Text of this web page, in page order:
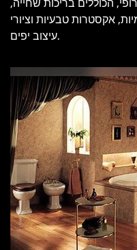
הכוללים בריכות שחייה,
אקסטרות טבעיות וציורי
עיצוב יפים.